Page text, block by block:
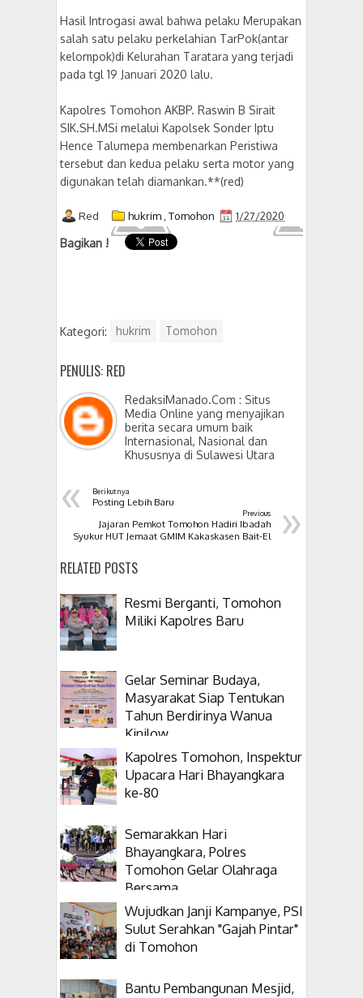
Hasil Introgasi awal bahwa pelaku Merupakan
salah satu pelaku perkelahian TarPok(antar
kelompok)di Kelurahan Taratara yang terjadi
pada tgl 19 Januari 2020 lalu.
Kapolres Tomohon AKBP. Raswin B Sirait
SIK.SH.MSi melalui Kapolsek Sonder Iptu
Hence Talumepa membenarkan Peristiwa
tersebut dan kedua pelaku serta motor yang
digunakan telah diamankan.**(red)
Red hukrim Tomohon 1/27/2020
Bagikan !
Kategori: hukrim Tomohon
PENULIS: RED
RedaksiManado.Com : Situs
Media Online yang menyajikan
berita secara umum baik
Internasional, Nasional dan
Khususnya di Sulawesi Utara
« Berikutnya
Posting Lebih Baru »
Previous
Jajaran Pemkot Tomohon Hadiri Ibadah
Syukur HUT Jemaat GMIM Kakaskasen Bait-El
RELATED POSTS
Resmi Berganti, Tomohon
Miliki Kapolres Baru
Gelar Seminar Budaya,
Masyarakat Siap Tentukan
Tahun Berdirinya Wanua
Kinilow
Kapolres Tomohon, Inspektur
Upacara Hari Bhayangkara
ke-80
Semarakkan Hari
Bhayangkara, Polres
Tomohon Gelar Olahraga
Bersama
Wujudkan Janji Kampanye, PSI
Sulut Serahkan "Gajah Pintar"
di Tomohon
Bantu Pembangunan Mesjid,